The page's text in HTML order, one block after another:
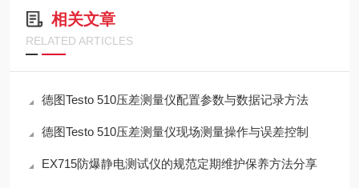
相关文章
RELATED ARTICLES
德图Testo 510压差测量仪配置参数与数据记录方法
德图Testo 510压差测量仪现场测量操作与误差控制
EX715防爆静电测试仪的规范定期维护保养方法分享